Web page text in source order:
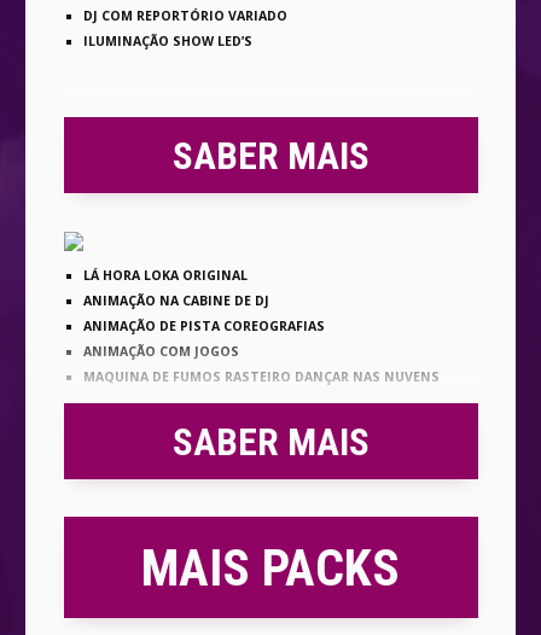
DJ COM REPORTÓRIO VARIADO
ILUMINAÇÃO SHOW LED’S
SABER MAIS
LÁ HORA LOKA ORIGINAL
ANIMAÇÃO NA CABINE DE DJ
ANIMAÇÃO DE PISTA COREOGRAFIAS
ANIMAÇÃO COM JOGOS
MAQUINA DE FUMOS RASTEIRO DANÇAR NAS NUVENS
SABER MAIS
MAIS PACKS